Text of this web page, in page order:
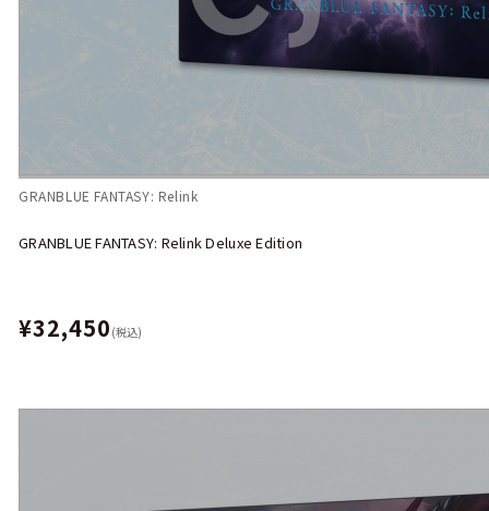
GRANBLUE FANTASY: Relink
GRANBLUE FANTASY: Relink Deluxe Edition
¥32,450 (税込)